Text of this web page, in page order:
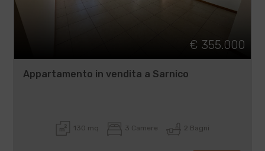
€ 355.000
Appartamento in vendita a Sarnico
130 mq 3 Camere 2 Bagni